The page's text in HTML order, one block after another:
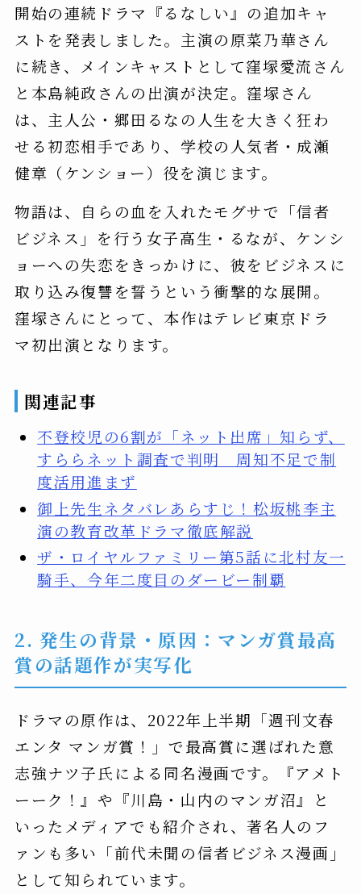
開始の連続ドラマ『るなしい』の追加キャ
ストを発表しました。主演の原菜乃華さん
に続き、メインキャストとして窪塚愛流さん
と本島純政さんの出演が決定。窪塚さん
は、主人公・郷田るなの人生を大きく狂わ
せる初恋相手であり、学校の人気者・成瀬
健章（ケンショー）役を演じます。
物語は、自らの血を入れたモグサで「信者
ビジネス」を行う女子高生・るなが、ケンシ
ョーへの失恋をきっかけに、彼をビジネスに
取り込み復讐を誓うという衝撃的な展開。
窪塚さんにとって、本作はテレビ東京ドラ
マ初出演となります。
関連記事
不登校児の6割が「ネット出席」知らず、
すららネット調査で判明 周知不足で制
度活用進まず
御上先生ネタバレあらすじ！松坂桃李主
演の教育改革ドラマ徹底解説
ザ・ロイヤルファミリー第5話に北村友一
騎手、今年二度目のダービー制覇
2. 発生の背景・原因：マンガ賞最高
賞の話題作が実写化
ドラマの原作は、2022年上半期「週刊文春
エンタ マンガ賞！」で最高賞に選ばれた意
志強ナツ子氏による同名漫画です。『アメト
ーーク！』や『川島・山内のマンガ沼』と
いったメディアでも紹介され、著名人のフ
ァンも多い「前代未聞の信者ビジネス漫画」
として知られています。